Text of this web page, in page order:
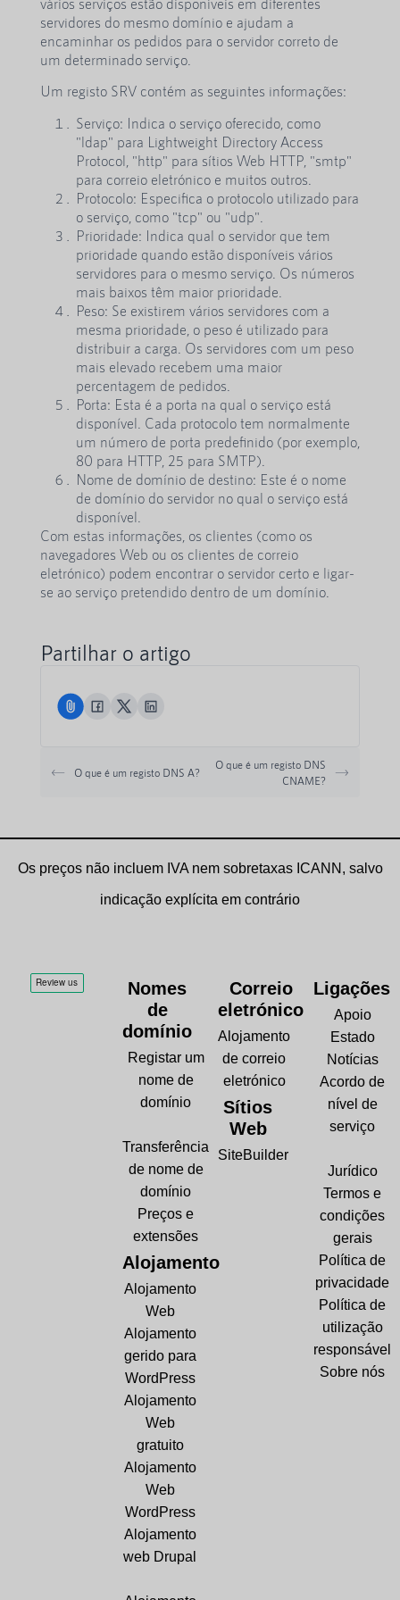
servidores do mesmo domínio e ajudam a
encaminhar os pedidos para o servidor correto de
um determinado serviço.
Um registo SRV contém as seguintes informações:
Serviço: Indica o serviço oferecido, como
"ldap" para Lightweight Directory Access
Protocol, "http" para sítios Web HTTP, "smtp"
para correio eletrónico e muitos outros.
Protocolo: Especifica o protocolo utilizado para
o serviço, como "tcp" ou "udp".
Prioridade: Indica qual o servidor que tem
prioridade quando estão disponíveis vários
servidores para o mesmo serviço. Os números
mais baixos têm maior prioridade.
Peso: Se existirem vários servidores com a
mesma prioridade, o peso é utilizado para
distribuir a carga. Os servidores com um peso
mais elevado recebem uma maior
percentagem de pedidos.
Porta: Esta é a porta na qual o serviço está
disponível. Cada protocolo tem normalmente
um número de porta predefinido (por exemplo,
80 para HTTP, 25 para SMTP).
Nome de domínio de destino: Este é o nome
de domínio do servidor no qual o serviço está
disponível.
Com estas informações, os clientes (como os
navegadores Web ou os clientes de correio
eletrónico) podem encontrar o servidor certo e ligar-
se ao serviço pretendido dentro de um domínio.
Partilhar o artigo
O que é um registo DNS A?
O que é um registo DNS
CNAME?
Os preços não incluem IVA nem sobretaxas ICANN, salvo
indicação explícita em contrário
Nomes
de
domínio
Registar um
nome de
domínio
Transferência
de nome de
domínio
Preços e
extensões
Alojamento
Alojamento
Web
Alojamento
gerido para
WordPress
Alojamento
Web
gratuito
Alojamento
Web
WordPress
Alojamento
web Drupal
Correio
eletrónico
Alojamento
de correio
eletrónico
Sítios
Web
SiteBuilder
Ligações
Apoio
Estado
Notícias
Acordo de
nível de
serviço
Jurídico
Termos e
condições
gerais
Política de
privacidade
Política de
utilização
responsável
Sobre nós